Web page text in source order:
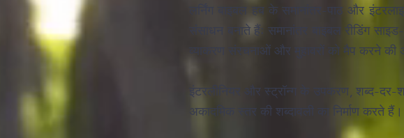
लर्निंग बाइबल हब के समानांतर-पाठ और
संसाधन बनाते हैं: समानांतर बाइबल रीडिंग
व्याकरण संरचनाओं और मुहावरों को मैप करने की
इंटरलीनियर और स्ट्रॉन्ग के उपकरण, शब्द-दर-
अकादमिक स्तर की शब्दावली का निर्माण